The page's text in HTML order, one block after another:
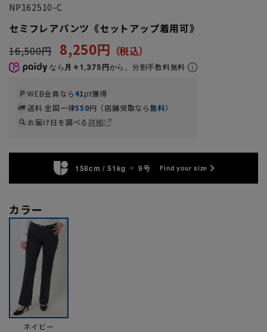
NP162510-C
セミフレアパンツ《セットアップ着用可》
16,500円
8,250円
なら 月々1,375円から。分割手数料無料
WEB会員なら41pt獲得
送料 全国一律550円（店舗受取なら無料）
お届け日を調べる詳細
158cm / 51kg 9号 Find your size
カラー
ネイビー